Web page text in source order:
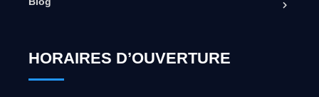
HORAIRES D’OUVERTURE